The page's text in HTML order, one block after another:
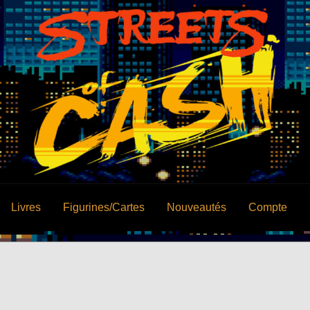
Livres Figurines/Cartes Nouveautés Compte